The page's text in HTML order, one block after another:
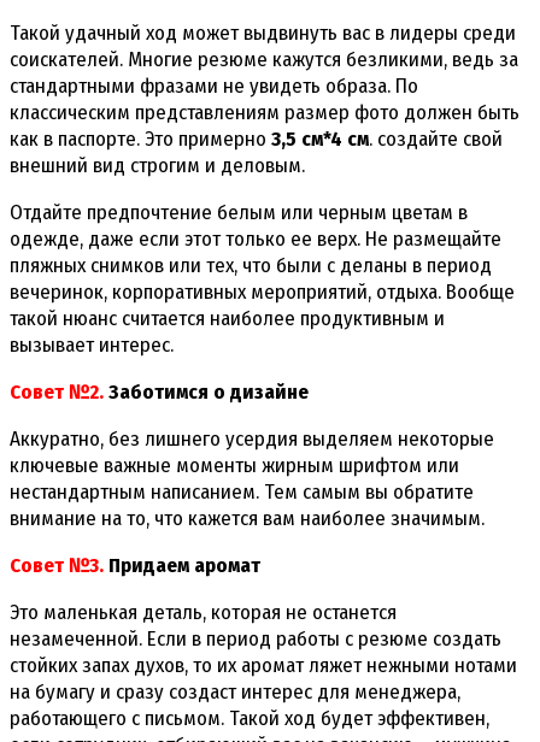
Такой удачный ход может выдвинуть вас в лидеры среди
соискателей. Многие резюме кажутся безликими, ведь за
стандартными фразами не увидеть образа. По
классическим представлениям размер фото должен быть
как в паспорте. Это примерно 3,5 см*4 см. создайте свой
внешний вид строгим и деловым.
Отдайте предпочтение белым или черным цветам в
одежде, даже если этот только ее верх. Не размещайте
пляжных снимков или тех, что были с деланы в период
вечеринок, корпоративных мероприятий, отдыха. Вообще
такой нюанс считается наиболее продуктивным и
вызывает интерес.
Совет №2.Заботимся о дизайне
Аккуратно, без лишнего усердия выделяем некоторые
ключевые важные моменты жирным шрифтом или
нестандартным написанием. Тем самым вы обратите
внимание на то, что кажется вам наиболее значимым.
Совет №3. Придаем аромат
Это маленькая деталь, которая не останется
незамеченной. Если в период работы с резюме создать
стойких запах духов, то их аромат ляжет нежными нотами
на бумагу и сразу создаст интерес для менеджера,
работающего с письмом. Такой ход будет эффективен,